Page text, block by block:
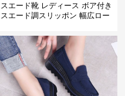
スエード靴 レディース ボア付き
スエード調スリッポン 幅広ロー